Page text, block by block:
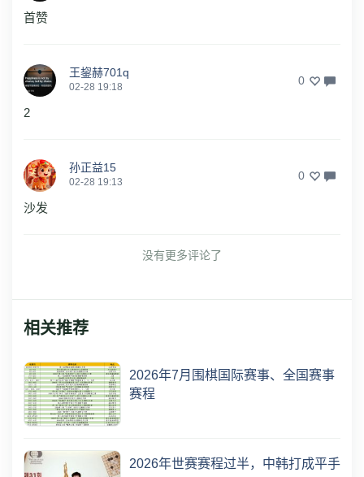
首赞
王鋆赫701q
02-28 19:18 0
2
孙正益15
02-28 19:13 0
沙发
没有更多评论了
相关推荐
2026年7月围棋国际赛事、全国赛事
赛程
2026年世赛赛程过半，中韩打成平手